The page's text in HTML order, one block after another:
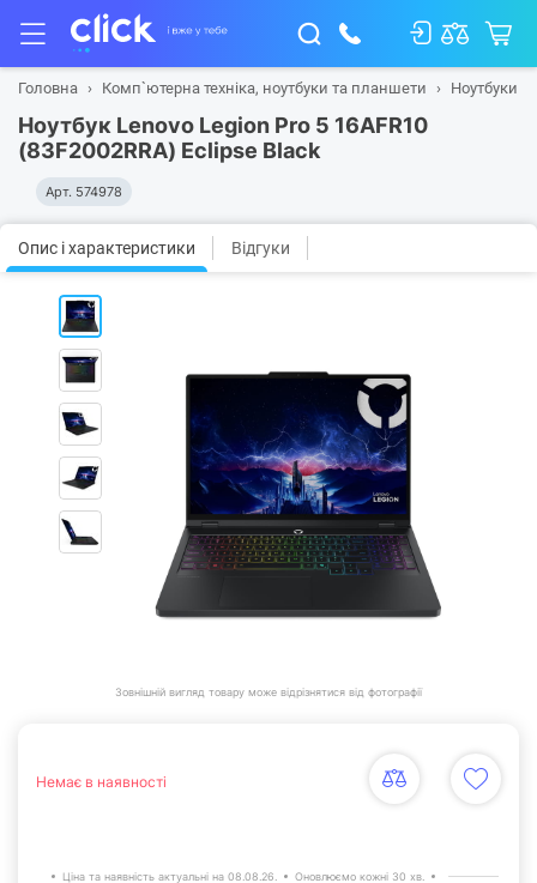
Головна Комп`ютерна техніка, ноутбуки та планшети Ноутбуки
Ноутбук Lenovo Legion Pro 5 16AFR10
(83F2002RRA) Eclipse Black
Арт. 574978
Опис і характеристики Відгуки
Зовнішній вигляд товару може відрізнятися від фотографії
Немає в наявності
Ціна та наявність актуальні на 08.08.26. Оновлюємо кожні 30 хв.